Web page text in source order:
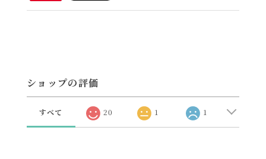
ショップの評価
すべて 20 1 1